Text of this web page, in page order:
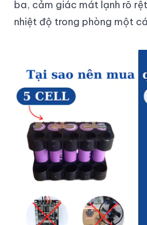
ba, cảm giác mát lạnh rõ
nhiệt độ trong phòng một